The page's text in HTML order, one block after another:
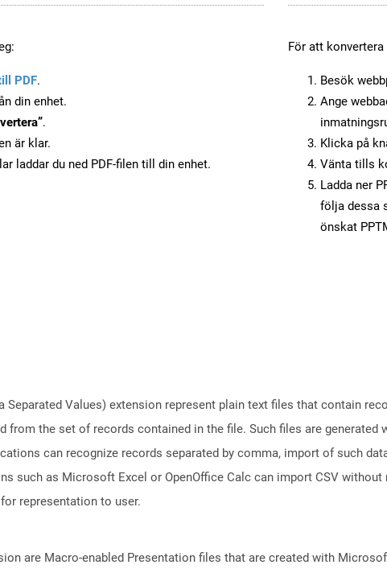
PDF.
din enhet.
.
är klar.
laddar du ned PDF-filen till din enhet.
För att
Besök
Ange
Klicka på
Vänta tills
Ladda ner
följa dessa
önskat
Separated Values) extension represent plain text files that contain
from the set of records contained in the file. Such files are
can recognize records separated by comma, import of such
such as Microsoft Excel or OpenOffice Calc can import CSV
representation to user.
are Macro-enabled Presentation files that are created with